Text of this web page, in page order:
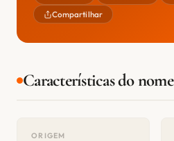
Compartilhar
Características do nome
ORIGEM